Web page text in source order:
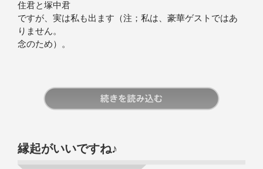
住君と塚中君
ですが、実は私も出ます（注；私は、豪華ゲストではあ
りません。
念のため）。
縁起がいいですね♪